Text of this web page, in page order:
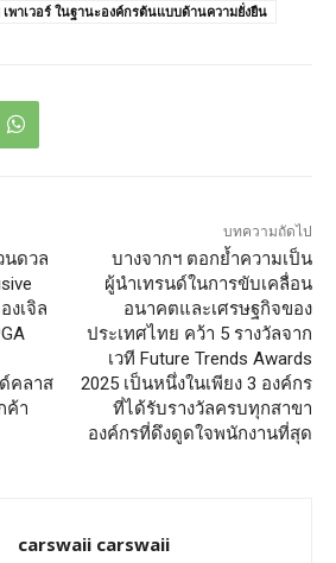
พาเวอร์ ในฐานะองค์กรต้นแบบด้านความยั่งยืน
นดวล
งเจิล
คลาส
ค้า
บทความถัดไป
บางจากฯ ตอกย้ำความเป็น
ผู้นำเทรนด์ในการขับเคลื่อน
อนาคตและเศรษฐกิจของ
ประเทศไทย คว้า 5 รางวัลจาก
เวที Future Trends Awards
2025 เป็นหนึ่งในเพียง 3 องค์กร
ที่ได้รับรางวัลครบทุกสาขา
องค์กรที่ดึงดูดใจพนักงานที่สุด
carswaii carswaii